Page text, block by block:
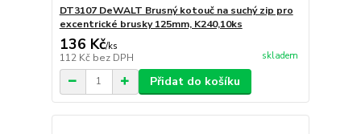
DT3107 DeWALT Brusný kotouč na suchý zip pro
excentrické brusky 125mm, K240,10ks
136 Kč/ks
112 Kč bez DPH skladem
Přidat do košíku